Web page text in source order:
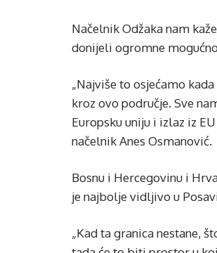
Načelnik Odžaka nam
donijeli ogromne
„Najviše to osjećamo
kroz ovo područje. Sve
Europsku uniju i izlaz iz
načelnik Anes Osmanović.
Bosnu i Hercegovinu i
je najbolje vidljivo u
„Kad ta granica nestane,